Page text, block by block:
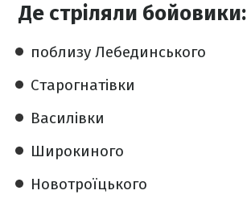
Де стріляли бойовики:
поблизу Лебединського
Старогнатівки
Василівки
Широкиного
Новотроїцького